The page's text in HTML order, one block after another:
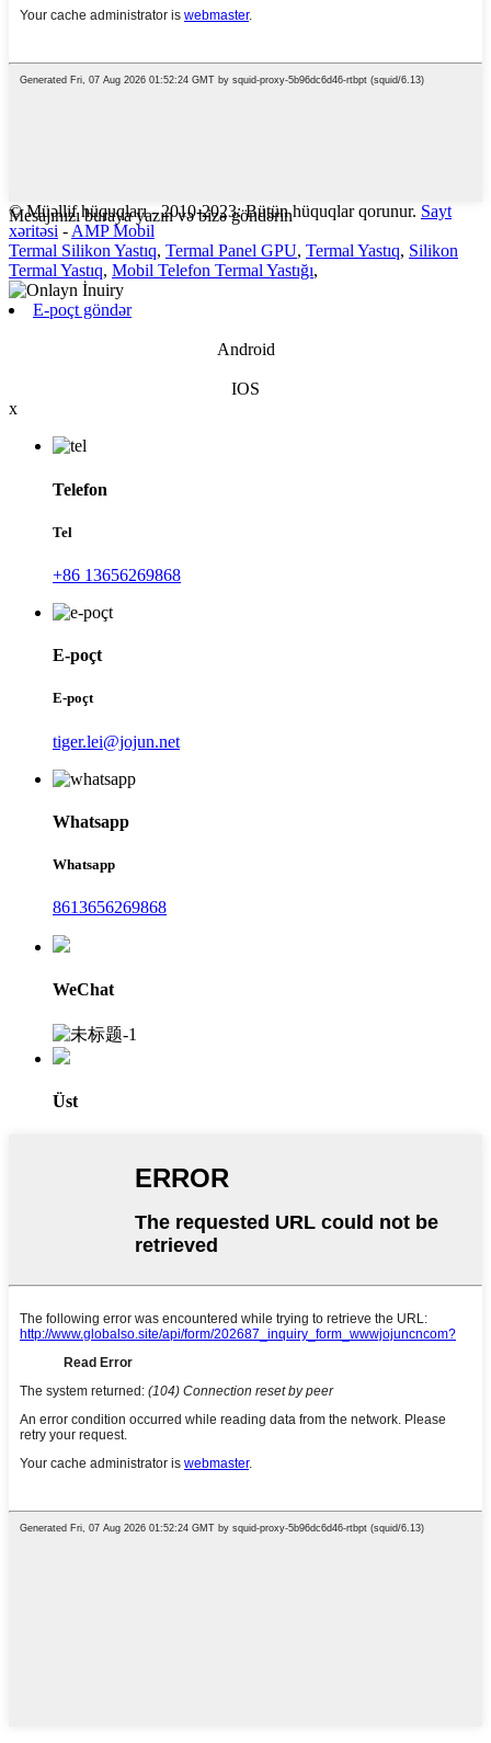
Mesajınızı buraya yazın və bizə göndərin
© Müəllif hüquqları - 2010-2023: Bütün hüquqlar qorunur. Sayt
xəritəsi - AMP Mobil
Termal Silikon Yastıq, Termal Panel GPU, Termal Yastıq, Silikon
Termal Yastıq, Mobil Telefon Termal Yastığı,
E-poçt göndər
Android
IOS
x
Telefon
Tel
+86 13656269868
E-poçt
E-poçt
tiger.lei@jojun.net
Whatsapp
Whatsapp
8613656269868
WeChat
Üst